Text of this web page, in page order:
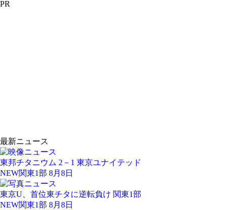
PR
最新ニュース
東邦チタニウム 2－1 東京ユナイテッド
NEW関東1部 8月8日
東京U、首位東チタに逆転負け 関東1部
NEW関東1部 8月8日